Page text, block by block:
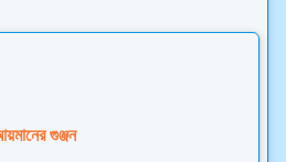
গুঞ্জন